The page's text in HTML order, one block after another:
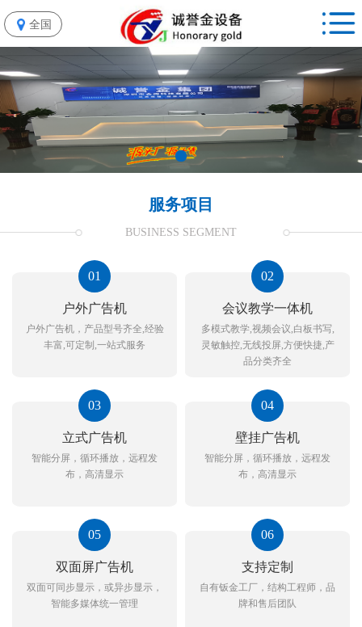
全国
服务项目
BUSINESS SEGMENT
01
户外广告机
户外广告机，产品型号齐全,经验
丰富,可定制,一站式服务
02
会议教学一体机
多模式教学,视频会议,白板书写,
灵敏触控,无线投屏,方便快捷,产
品分类齐全
03
立式广告机
智能分屏，循环播放，远程发
布，高清显示
04
壁挂广告机
智能分屏，循环播放，远程发
布，高清显示
05
双面屏广告机
双面可同步显示，或异步显示，
智能多媒体统一管理
06
支持定制
自有钣金工厂，结构工程师，品
牌和售后团队